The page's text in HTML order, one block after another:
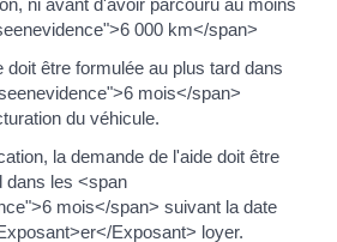
ni avant d'avoir parcouru au moins
000 km</span>
doit être formulée au plus tard dans
mois</span>
du véhicule.
la demande de l'aide doit être
dans les <span
mois</span> suivant la date
Exposant> loyer.